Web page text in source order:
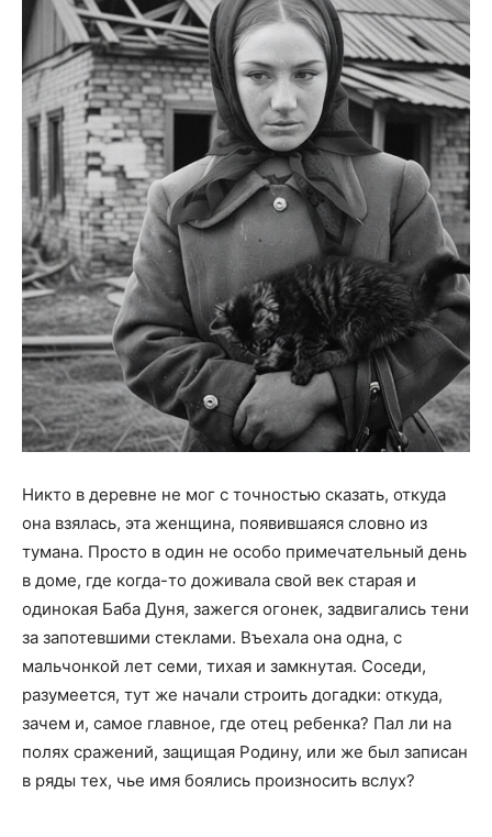
Никто в деревне не мог с точностью сказать, откуда
она взялась, эта женщина, появившаяся словно из
тумана. Просто в один не особо примечательный день
в доме, где когда-то доживала свой век старая и
одинокая Баба Дуня, зажегся огонек, задвигались тени
за запотевшими стеклами. Въехала она одна, с
мальчонкой лет семи, тихая и замкнутая. Соседи,
разумеется, тут же начали строить догадки: откуда,
зачем и, самое главное, где отец ребенка? Пал ли на
полях сражений, защищая Родину, или же был записан
в ряды тех, чье имя боялись произносить вслух?